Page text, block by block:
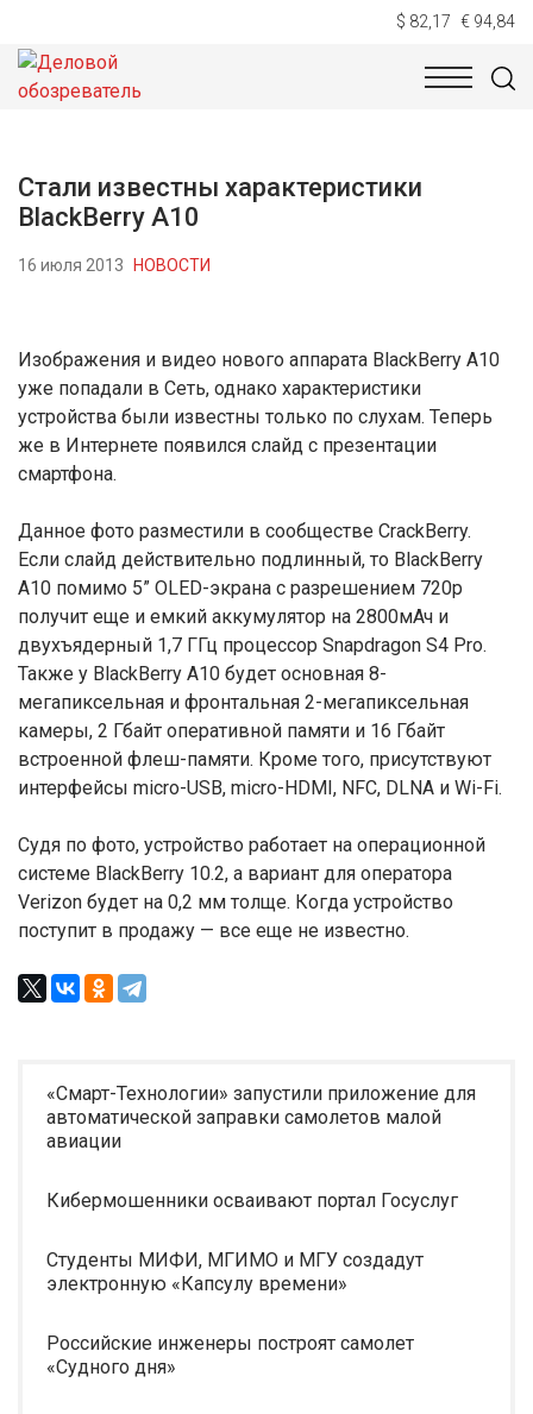
$ 82,17 € 94,84
НОВОСТИ
Стали известны характеристики
BlackBerry A10
16 июля 2013 НОВОСТИ
Изображения и видео нового аппарата BlackBerry A10
уже попадали в Сеть, однако характеристики
устройства были известны только по слухам. Теперь
же в Интернете появился слайд с презентации
смартфона.
Данное фото разместили в сообществе CrackBerry.
Если слайд действительно подлинный, то BlackBerry
A10 помимо 5” OLED-экрана с разрешением 720p
получит еще и емкий аккумулятор на 2800мАч и
двухъядерный 1,7 ГГц процессор Snapdragon S4 Pro.
Также у BlackBerry A10 будет основная 8-
мегапиксельная и фронтальная 2-мегапиксельная
камеры, 2 Гбайт оперативной памяти и 16 Гбайт
встроенной флеш-памяти. Кроме того, присутствуют
интерфейсы micro-USB, micro-HDMI, NFC, DLNA и Wi-Fi.
Судя по фото, устройство работает на операционной
системе BlackBerry 10.2, а вариант для оператора
Verizon будет на 0,2 мм толще. Когда устройство
поступит в продажу — все еще не известно.
«Смарт-Технологии» запустили приложение для
автоматической заправки самолетов малой
авиации
Кибермошенники осваивают портал Госуслуг
Студенты МИФИ, МГИМО и МГУ создадут
электронную «Капсулу времени»
Российские инженеры построят самолет
«Судного дня»